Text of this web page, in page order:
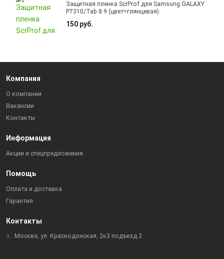
Защитная пленка ScrProf для Samsung GALAXY
P7310/Tab 8.9 (цвет=глянцевая).
150 руб.
Компания
О компании
Вакансии
Контакты
Информация
Акции и спецпредложения
Помощь
Оплата и доставка
Гарантия
Контакты
Москва, ул. Краснодонская, 2к3 подъезд 2